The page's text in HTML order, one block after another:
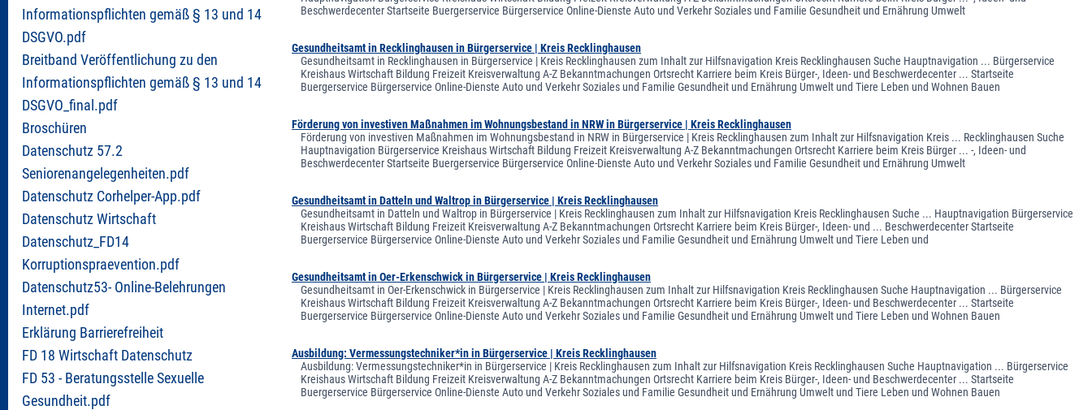
Informationspflichten gemäß § 13 und 14
DSGVO.pdf
Breitband Veröffentlichung zu den
Informationspflichten gemäß § 13 und 14
DSGVO_final.pdf
Broschüren
Datenschutz 57.2
Seniorenangelegenheiten.pdf
Datenschutz Corhelper-App.pdf
Datenschutz Wirtschaft
Datenschutz_FD14
Korruptionspraevention.pdf
Datenschutz53- Online-Belehrungen
Internet.pdf
Erklärung Barrierefreiheit
FD 18 Wirtschaft Datenschutz
FD 53 - Beratungsstelle Sexuelle
Gesundheit.pdf
Beschwerdecenter Startseite Buergerservice Bürgerservice Online-Dienste Auto und Verkehr Soziales und Familie Gesundheit und Ernährung Umwelt
Gesundheitsamt in Recklinghausen in Bürgerservice | Kreis Recklinghausen
Gesundheitsamt in Recklinghausen in Bürgerservice | Kreis Recklinghausen zum Inhalt zur Hilfsnavigation Kreis Recklinghausen Suche Hauptnavigation ... Bürgerservice
Kreishaus Wirtschaft Bildung Freizeit Kreisverwaltung A-Z Bekanntmachungen Ortsrecht Karriere beim Kreis Bürger-, Ideen- und Beschwerdecenter ... Startseite
Buergerservice Bürgerservice Online-Dienste Auto und Verkehr Soziales und Familie Gesundheit und Ernährung Umwelt und Tiere Leben und Wohnen Bauen
Förderung von investiven Maßnahmen im Wohnungsbestand in NRW in Bürgerservice | Kreis Recklinghausen
Förderung von investiven Maßnahmen im Wohnungsbestand in NRW in Bürgerservice | Kreis Recklinghausen zum Inhalt zur Hilfsnavigation Kreis ... Recklinghausen Suche
Hauptnavigation Bürgerservice Kreishaus Wirtschaft Bildung Freizeit Kreisverwaltung A-Z Bekanntmachungen Ortsrecht Karriere beim Kreis Bürger ... -, Ideen- und
Beschwerdecenter Startseite Buergerservice Bürgerservice Online-Dienste Auto und Verkehr Soziales und Familie Gesundheit und Ernährung Umwelt
Gesundheitsamt in Datteln und Waltrop in Bürgerservice | Kreis Recklinghausen
Gesundheitsamt in Datteln und Waltrop in Bürgerservice | Kreis Recklinghausen zum Inhalt zur Hilfsnavigation Kreis Recklinghausen Suche ... Hauptnavigation Bürgerservice
Kreishaus Wirtschaft Bildung Freizeit Kreisverwaltung A-Z Bekanntmachungen Ortsrecht Karriere beim Kreis Bürger-, Ideen- und ... Beschwerdecenter Startseite
Buergerservice Bürgerservice Online-Dienste Auto und Verkehr Soziales und Familie Gesundheit und Ernährung Umwelt und Tiere Leben und
Gesundheitsamt in Oer-Erkenschwick in Bürgerservice | Kreis Recklinghausen
Gesundheitsamt in Oer-Erkenschwick in Bürgerservice | Kreis Recklinghausen zum Inhalt zur Hilfsnavigation Kreis Recklinghausen Suche Hauptnavigation ... Bürgerservice
Kreishaus Wirtschaft Bildung Freizeit Kreisverwaltung A-Z Bekanntmachungen Ortsrecht Karriere beim Kreis Bürger-, Ideen- und Beschwerdecenter ... Startseite
Buergerservice Bürgerservice Online-Dienste Auto und Verkehr Soziales und Familie Gesundheit und Ernährung Umwelt und Tiere Leben und Wohnen Bauen
Ausbildung: Vermessungstechniker*in in Bürgerservice | Kreis Recklinghausen
Ausbildung: Vermessungstechniker*in in Bürgerservice | Kreis Recklinghausen zum Inhalt zur Hilfsnavigation Kreis Recklinghausen Suche Hauptnavigation ... Bürgerservice
Kreishaus Wirtschaft Bildung Freizeit Kreisverwaltung A-Z Bekanntmachungen Ortsrecht Karriere beim Kreis Bürger-, Ideen- und Beschwerdecenter ... Startseite
Buergerservice Bürgerservice Online-Dienste Auto und Verkehr Soziales und Familie Gesundheit und Ernährung Umwelt und Tiere Leben und Wohnen Bauen